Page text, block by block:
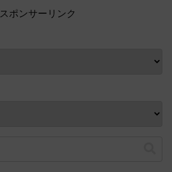
スポンサーリンク